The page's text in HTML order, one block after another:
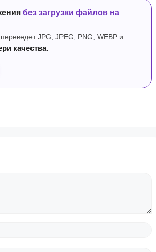
без загрузки файлов на
переведет JPG, JPEG, PNG, WEBP и
качества.